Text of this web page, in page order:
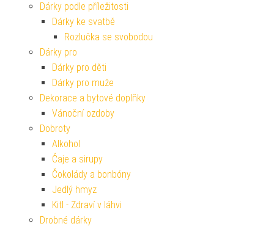
Dárky podle příležitosti
Dárky ke svatbě
Rozlučka se svobodou
Dárky pro
Dárky pro děti
Dárky pro muže
Dekorace a bytové doplňky
Vánoční ozdoby
Dobroty
Alkohol
Čaje a sirupy
Čokolády a bonbóny
Jedlý hmyz
Kitl - Zdraví v láhvi
Drobné dárky